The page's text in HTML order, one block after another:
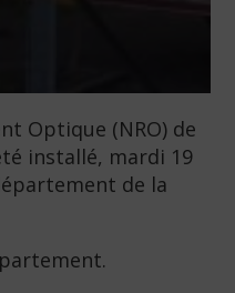
Optique (NRO) de
installé, mardi 19
de la